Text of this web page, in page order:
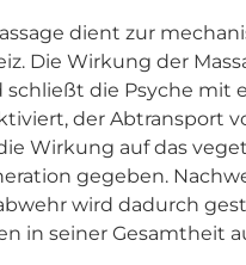
dient zur
Die Wirkung der
die Psyche mit
der Abtransport
Wirkung auf das
gegeben.
wird dadurch
in seiner Gesamtheit